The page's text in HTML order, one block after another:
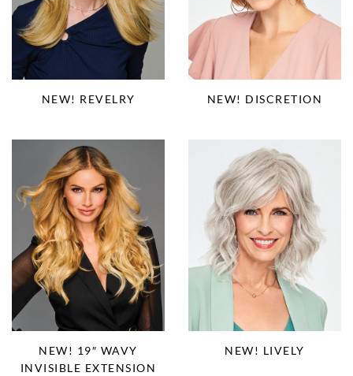
NEW! REVELRY NEW! DISCRETION
NEW! 19″ WAVY
INVISIBLE EXTENSION
NEW! LIVELY